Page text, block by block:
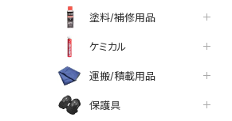
塗料/補修用品
ケミカル
運搬/積載用品
保護具